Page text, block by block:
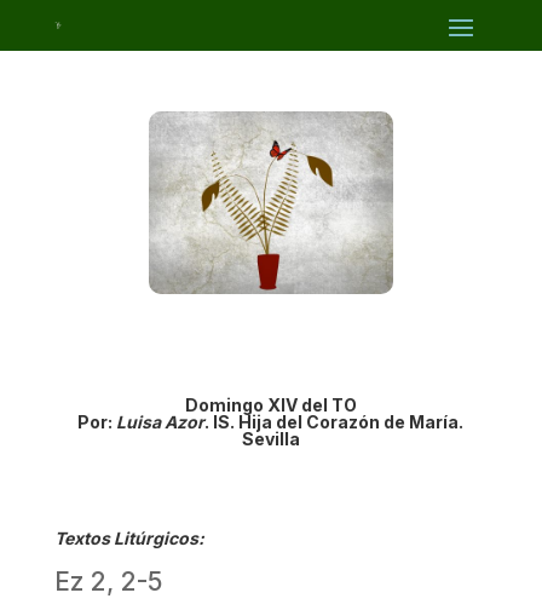
Domingo XIV del TO
Por: Luisa Azor. IS. Hija del Corazón de María.
Sevilla
Textos Litúrgicos:
Ez 2, 2-5